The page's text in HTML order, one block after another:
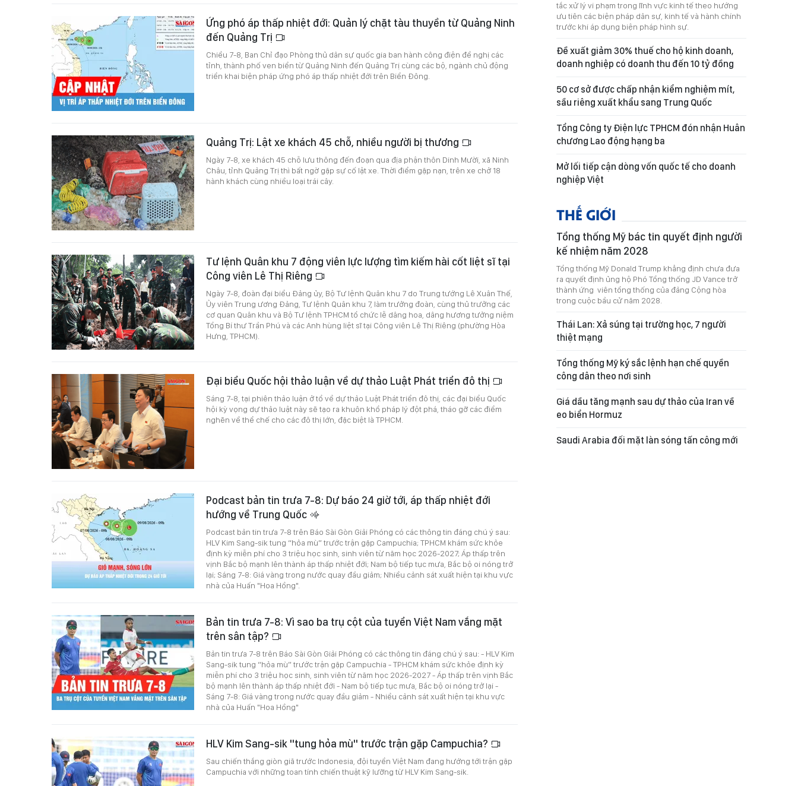
Ứng phó áp thấp nhiệt đới: Quản lý chặt tàu thuyền từ Quảng Ninh
đến Quảng Trị
Chiều 7-8, Ban Chỉ đạo Phòng thủ dân sự quốc gia ban hành công điện đề nghị các
tỉnh, thành phố ven biển từ Quảng Ninh đến Quảng Trị cùng các bộ, ngành chủ động
triển khai biện pháp ứng phó áp thấp nhiệt đới trên Biển Đông.
Quảng Trị: Lật xe khách 45 chỗ, nhiều người bị thương
Ngày 7-8, xe khách 45 chỗ lưu thông đến đoạn qua địa phận thôn Dinh Mười, xã Ninh
Châu, tỉnh Quảng Trị thì bất ngờ gặp sự cố lật xe. Thời điểm gặp nạn, trên xe chở 18
hành khách cùng nhiều loại trái cây.
Tư lệnh Quân khu 7 động viên lực lượng tìm kiếm hài cốt liệt sĩ tại
Công viên Lê Thị Riêng
Ngày 7-8, đoàn đại biểu Đảng ủy, Bộ Tư lệnh Quân khu 7 do Trung tướng Lê Xuân Thế,
Ủy viên Trung ương Đảng, Tư lệnh Quân khu 7, làm trưởng đoàn, cùng thủ trưởng các
cơ quan Quân khu và Bộ Tư lệnh TPHCM tổ chức lễ dâng hoa, dâng hương tưởng niệm
Tổng Bí thư Trần Phú và các Anh hùng liệt sĩ tại Công viên Lê Thị Riêng (phường Hòa
Hưng, TPHCM).
Đại biểu Quốc hội thảo luận về dự thảo Luật Phát triển đô thị
Sáng 7-8, tại phiên thảo luận ở tổ về dự thảo Luật Phát triển đô thị, các đại biểu Quốc
hội kỳ vọng dự thảo luật này sẽ tạo ra khuôn khổ pháp lý đột phá, tháo gỡ các điểm
nghẽn về thể chế cho các đô thị lớn, đặc biệt là TPHCM.
Podcast bản tin trưa 7-8: Dự báo 24 giờ tới, áp thấp nhiệt đới
hướng về Trung Quốc
Podcast bản tin trưa 7-8 trên Báo Sài Gòn Giải Phóng có các thông tin đáng chú ý sau:
HLV Kim Sang-sik tung “hỏa mù” trước trận gặp Campuchia; TPHCM khám sức khỏe
định kỳ miễn phí cho 3 triệu học sinh, sinh viên từ năm học 2026-2027; Áp thấp trên
vịnh Bắc bộ mạnh lên thành áp thấp nhiệt đới; Nam bộ tiếp tục mưa, Bắc bộ oi nóng trở
lại; Sáng 7-8: Giá vàng trong nước quay đầu giảm; Nhiều cảnh sát xuất hiện tại khu vực
nhà của Huấn "Hoa Hồng".
Bản tin trưa 7-8: Vì sao ba trụ cột của tuyển Việt Nam vắng mặt
trên sân tập?
Bản tin trưa 7-8 trên Báo Sài Gòn Giải Phóng có các thông tin đáng chú ý sau: - HLV Kim
Sang-sik tung “hỏa mù” trước trận gặp Campuchia - TPHCM khám sức khỏe định kỳ
miễn phí cho 3 triệu học sinh, sinh viên từ năm học 2026-2027 - Áp thấp trên vịnh Bắc
bộ mạnh lên thành áp thấp nhiệt đới - Nam bộ tiếp tục mưa, Bắc bộ oi nóng trở lại -
Sáng 7-8: Giá vàng trong nước quay đầu giảm - Nhiều cảnh sát xuất hiện tại khu vực
nhà của Huấn "Hoa Hồng"
HLV Kim Sang-sik "tung hỏa mù" trước trận gặp Campuchia?
Sau chiến thắng giòn giã trước Indonesia, đội tuyển Việt Nam đang hướng tới trận gặp
Campuchia với những toan tính chiến thuật kỹ lưỡng từ HLV Kim Sang-sik.
tắc xử lý vi phạm trong lĩnh vực kinh tế theo hướng
ưu tiên các biện pháp dân sự, kinh tế và hành chính
trước khi áp dụng biện pháp hình sự.
Đề xuất giảm 30% thuế cho hộ kinh doanh,
doanh nghiệp có doanh thu đến 10 tỷ đồng
50 cơ sở được chấp nhận kiểm nghiệm mít,
sầu riêng xuất khẩu sang Trung Quốc
Tổng Công ty Điện lực TPHCM đón nhận Huân
chương Lao động hạng ba
Mở lối tiếp cận dòng vốn quốc tế cho doanh
nghiệp Việt
THẾ GIỚI
Tổng thống Mỹ bác tin quyết định người
kế nhiệm năm 2028
Tổng thống Mỹ Donald Trump khẳng định chưa đưa
ra quyết định ủng hộ Phó Tổng thống JD Vance trở
thành ứng viên tổng thống của đảng Cộng hòa
trong cuộc bầu cử năm 2028.
Thái Lan: Xả súng tại trường học, 7 người
thiệt mạng
Tổng thống Mỹ ký sắc lệnh hạn chế quyền
công dân theo nơi sinh
Giá dầu tăng mạnh sau dự thảo của Iran về
eo biển Hormuz
Saudi Arabia đối mặt làn sóng tấn công mới